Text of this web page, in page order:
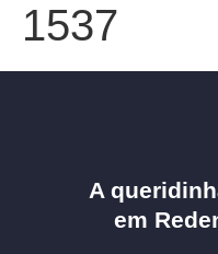
1537
A
em